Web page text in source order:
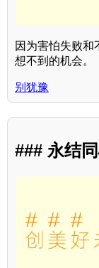
因为害怕失败和
想不到的机会。
别犹豫
### 永结